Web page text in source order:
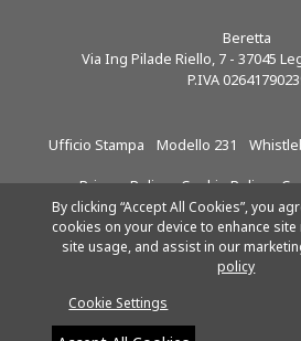
Beretta
Via Ing Pilade Riello, 7 - 37045
P.IVA
Ufficio Stampa Modello 231
Privacy Policy Cookie Policy
DIREZIONE E AL
COORDINAMENTO DI
ARISTON HOLDING NV
By clicking “Accept All Cookies”, you
cookies on your device to enhance site
site usage, and assist in our
policy
Cookie Settings